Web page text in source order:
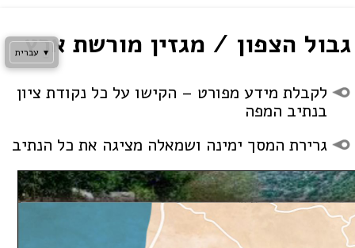
to
contentגבול הצפון / מגזין מורשת ארץ
לקבלת מידע מפורט – הקישו על כל נקודת ציון
בנתיב המפה
גרירת המסך ימינה ושמאלה מציגה את כל הנתיב
עברית ▾